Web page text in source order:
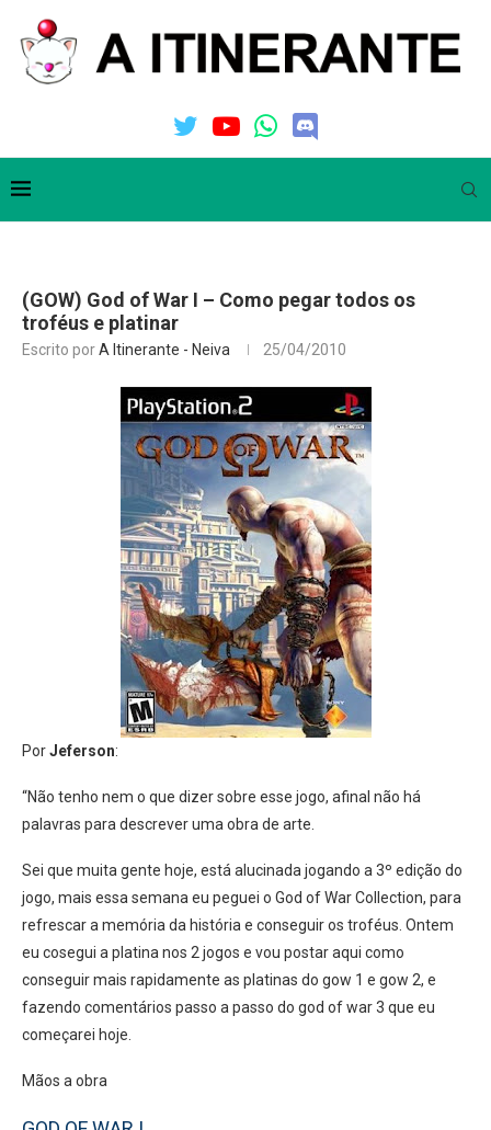
(GOW) God of War I – Como pegar todos os
troféus e platinar
Escrito porA Itinerante - Neiva 25/04/2010
PorJeferson:
“Não tenho nem o que dizer sobre esse jogo, afinal não há
palavras para descrever uma obra de arte.
Sei que muita gente hoje, está alucinada jogando a 3º edição do
jogo, mais essa semana eu peguei o God of War Collection, para
refrescar a memória da história e conseguir os troféus. Ontem
eu cosegui a platina nos 2 jogos e vou postar aqui como
conseguir mais rapidamente as platinas do gow 1 e gow 2, e
fazendo comentários passo a passo do god of war 3 que eu
começarei hoje.
Mãos a obra